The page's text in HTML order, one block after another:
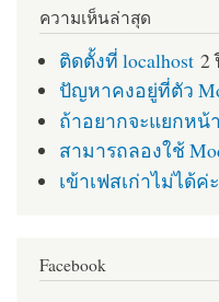
ความเห็นล่าสุด
ติดตั้งที่ localhost 2
ปัญหาคงอยู่ที่ตัว
ถ้าอยากจะแยกหน้า
สามารถลองใช้
เข้าเฟสเก่าไม่ได้ค่
Facebook